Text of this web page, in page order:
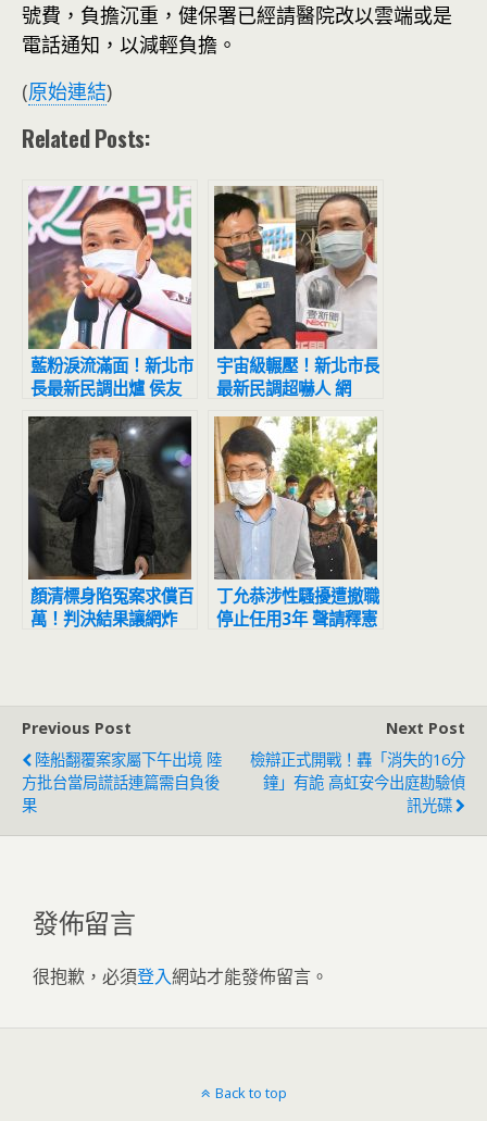
號費，負擔沉重，健保署已經請醫院改以雲端或是
電話通知，以減輕負擔。
(原始連結)
Related Posts:
藍粉淚流滿面！新北市
長最新民調出爐 侯友
宜超震撼
宇宙級輾壓！新北市長
最新民調超嚇人 網
驚：滅亡計畫開始
顏清標身陷冤案求償百
萬！判決結果讓網炸
丁允恭涉性騷擾遭撤職
停止任用3年 聲請釋憲
Previous Post
陸船翻覆案家屬下午出境 陸
方批台當局謊話連篇需自負後
果
Next Post
檢辯正式開戰！轟「消失的16分
鐘」有詭 高虹安今出庭勘驗偵
訊光碟
發佈留言
很抱歉，必須登入網站才能發佈留言。
Back to top